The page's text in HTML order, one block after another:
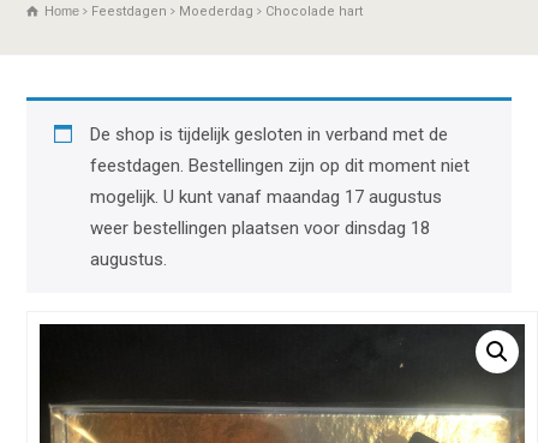
Home Feestdagen Moederdag Chocolade hart
De shop is tijdelijk gesloten in verband met de
feestdagen. Bestellingen zijn op dit moment niet
mogelijk. U kunt vanaf maandag 17 augustus
weer bestellingen plaatsen voor dinsdag 18
augustus.